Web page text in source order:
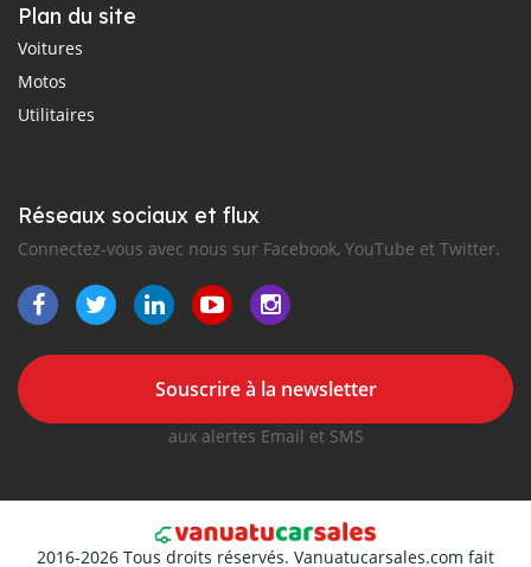
Plan du site
Voitures
Motos
Utilitaires
Réseaux sociaux et flux
Connectez-vous avec nous sur Facebook, YouTube et Twitter.
Souscrire à la newsletter
aux alertes Email et SMS
2016-2026 Tous droits réservés. Vanuatucarsales.com fait